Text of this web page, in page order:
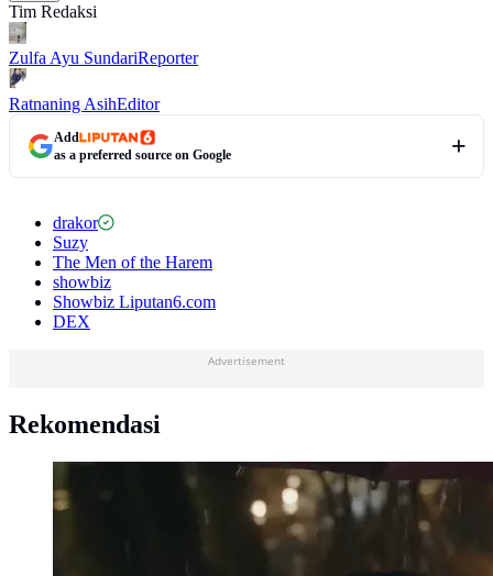
Tim Redaksi
Zulfa Ayu SundariReporter
Ratnaning AsihEditor
Add
as a preferred source on Google
drakor
Suzy
The Men of the Harem
showbiz
Showbiz Liputan6.com
DEX
Advertisement
Rekomendasi